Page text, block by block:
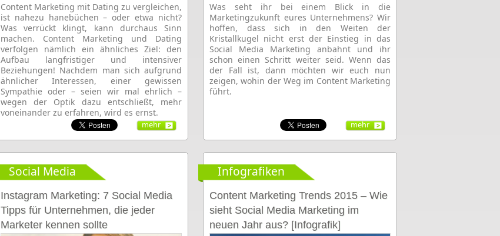
Content Marketing mit Dating zu vergleichen,
ist nahezu hanebüchen – oder etwa nicht?
Was verrückt klingt, kann durchaus Sinn
machen. Content Marketing und Dating
verfolgen nämlich ein ähnliches Ziel: den
Aufbau langfristiger und intensiver
Beziehungen! Nachdem man sich aufgrund
ähnlicher Interessen, einer gewissen
Sympathie oder – seien wir mal ehrlich –
wegen der Optik dazu entschließt, mehr
voneinander zu erfahren, wird es ernst.
mehr
Was seht ihr bei einem Blick in die
Marketingzukunft eures Unternehmens? Wir
hoffen, dass sich in den Weiten der
Kristallkugel nicht erst der Einstieg in das
Social Media Marketing anbahnt und ihr
schon einen Schritt weiter seid. Wenn das
der Fall ist, dann möchten wir euch nun
zeigen, wohin der Weg im Content Marketing
führt.
mehr
Social Media
Instagram Marketing: 7 Social Media
Tipps für Unternehmen, die jeder
Marketer kennen sollte
Infografiken
Content Marketing Trends 2015 – Wie
sieht Social Media Marketing im
neuen Jahr aus? [Infografik]